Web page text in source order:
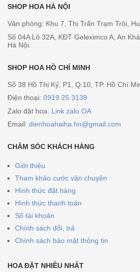
SHOP HOA HÀ NỘI
Văn phòng: Khu 7, Thị Trấn Trạm Trôi,
Số 04A Lô 32A, KĐT Geleximco A, An
Hà Nội.
SHOP HOA HỒ CHÍ MINH
Số 38 Hồ Thị Kỷ, P1, Q.10, TP. Hồ Chí
Điện thoại: 0919 25 3139
Zalo đặt hoa: Link zalo OA
Email: dienhoahaiha.hn@gmail.com
CHĂM SÓC KHÁCH HÀNG
Giới thiệu
Tham khảo cước vận chuyên
Hình thức đặt hàng
Hình thức thanh toán
Số tài khoản
Chính sách đổi, trả
Chính sách bảo mật thông tin
HOA ĐẶT NHIỀU NHẤT